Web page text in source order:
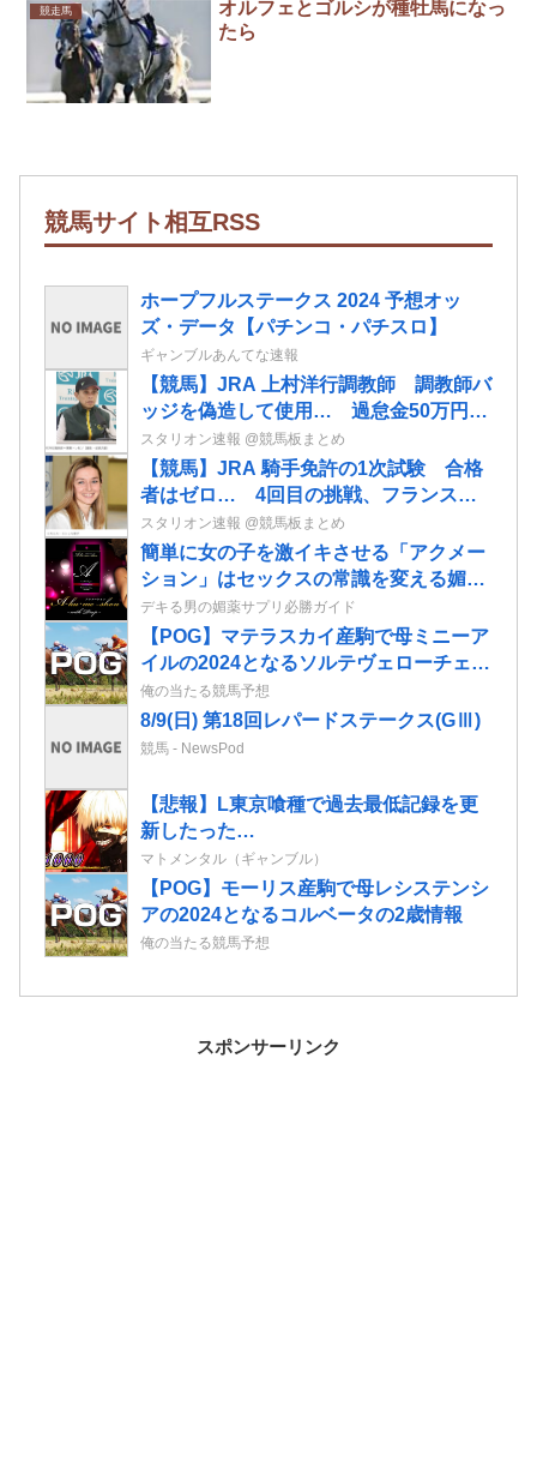
競走馬
オルフェとゴルシが種牡馬になっ
たら
競馬サイト相互RSS
ホープフルステークス 2024 予想オッ
ズ・データ【パチンコ・パチスロ】
ギャンブルあんてな速報
【競馬】JRA 上村洋行調教師 調教師バ
ッジを偽造して使用… 過怠金50万円の
処分 業者に依頼して偽造品を作成
スタリオン速報 @競馬板まとめ
【競馬】JRA 騎手免許の1次試験 合格
者はゼロ… 4回目の挑戦、フランス女
性騎手のミカエル・ミシェル騎手も不合
格に
スタリオン速報 @競馬板まとめ
簡単に女の子を激イキさせる「アクメー
ション」はセックスの常識を変える媚薬
ローションだ！
デキる男の媚薬サプリ必勝ガイド
【POG】マテラスカイ産駒で母ミニーア
イルの2024となるソルテヴェローチェの
2歳情報
俺の当たる競馬予想
8/9(日) 第18回レパードステークス(GⅢ)
競馬 - NewsPod
【悲報】L東京喰種で過去最低記録を更
新したった…
マトメンタル（ギャンブル）
【POG】モーリス産駒で母レシステンシ
アの2024となるコルベータの2歳情報
俺の当たる競馬予想
スポンサーリンク